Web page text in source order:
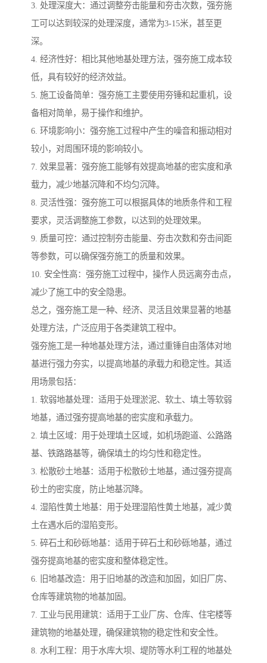
3. 处理深度大：通过调整夯击能量和夯击次数，强夯施
工可以达到较深的处理深度，通常为3-15米，甚至更
深。
4. 经济性好：相比其他地基处理方法，强夯施工成本较
低，具有较好的经济效益。
5. 施工设备简单：强夯施工主要使用夯锤和起重机，设
备相对简单，易于操作和维护。
6. 环境影响小：强夯施工过程中产生的噪音和振动相对
较小，对周围环境的影响较小。
7. 效果显著：强夯施工能够有效提高地基的密实度和承
载力，减少地基沉降和不均匀沉降。
8. 灵活性强：强夯施工可以根据具体的地质条件和工程
要求，灵活调整施工参数，以达到的处理效果。
9. 质量可控：通过控制夯击能量、夯击次数和夯击间距
等参数，可以确保强夯施工的质量和效果。
10. 安全性高：强夯施工过程中，操作人员远离夯击点，
减少了施工中的安全隐患。
总之，强夯施工是一种、经济、灵活且效果显著的地基
处理方法，广泛应用于各类建筑工程中。
强夯施工是一种地基处理方法，通过重锤自由落体对地
基进行强力夯实，以提高地基的承载力和稳定性。其适
用场景包括：
1. 软弱地基处理：适用于处理淤泥、软土、填土等软弱
地基，通过强夯提高地基的密实度和承载力。
2. 填土区域：用于处理填土区域，如机场跑道、公路路
基、铁路路基等，确保填土的均匀性和稳定性。
3. 松散砂土地基：适用于松散砂土地基，通过强夯提高
砂土的密实度，防止地基沉降。
4. 湿陷性黄土地基：用于处理湿陷性黄土地基，减少黄
土在遇水后的湿陷变形。
5. 碎石土和砂砾地基：适用于碎石土和砂砾地基，通过
强夯提高地基的密实度和整体稳定性。
6. 旧地基改造：用于旧地基的改造和加固，如旧厂房、
仓库等建筑物的地基加固。
7. 工业与民用建筑：适用于工业厂房、仓库、住宅楼等
建筑物的地基处理，确保建筑物的稳定性和安全性。
8. 水利工程：用于水库大坝、堤防等水利工程的地基处